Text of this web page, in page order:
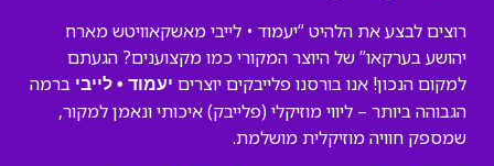
רוצים לבצע את הלהיט “יעמוד • לייבי מאשקאוויטש מארח
יהושע בערקאו” של היוצר המקורי כמו מקצוענים? הגעתם
למקום הנכון! אנו בורסנו פלייבקים יוצרים יעמוד • לייבי ברמה
הגבוהה ביותר – ליווי מוזיקלי (פלייבק) איכותי ונאמן למקור,
שמספק חוויה מוזיקלית מושלמת.